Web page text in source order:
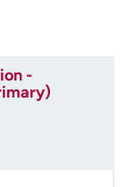
-